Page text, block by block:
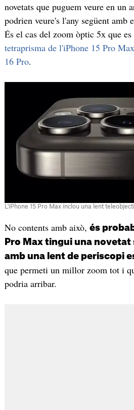
novetats que puguem veure en un
podrien veure's l'any següent amb
És el cas del zoom òptic 5x que
tetraprisma de l'iPhone 15 Pro
16 Pro.
L'iPhone 15 Pro Max inclou una lent
No contents amb això, és
Pro Max tingui una novetat
amb una lent de periscopi
que permeti un millor zoom tot i
podria arribar.